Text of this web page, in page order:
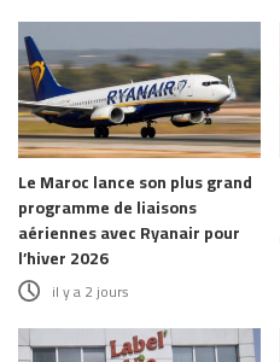
Le Maroc lance son plus grand
programme de liaisons
aériennes avec Ryanair pour
l’hiver 2026
il y a 2 jours